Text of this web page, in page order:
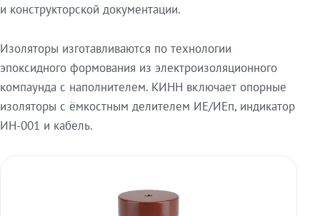
и конструкторской документации.
Изоляторы изготавливаются по технологии
эпоксидного формования из электроизоляционного
компаунда с наполнителем. КИНН включает опорные
изоляторы с ёмкостным делителем ИЕ/ИЕп, индикатор
ИН-001 и кабель.